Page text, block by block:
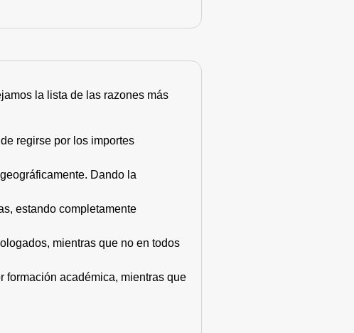
la lista de las razones más
regirse por los importes
Dando la
estando completamente
mientras que no en todos
formación académica, mientras que